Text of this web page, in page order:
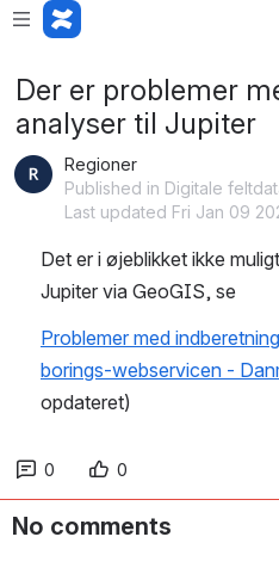
Der er problemer
analyser til Jupiter
Regioner
Published in Digitale
Last updated Fri Jan 09
Det er i øjeblikket ikke
Jupiter via GeoGIS, se
Problemer med
borings-webservicen -
opdateret)
0 0
No comments